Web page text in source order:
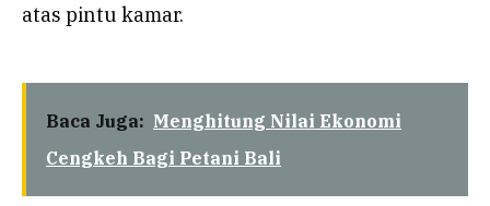
atas pintu kamar.
Baca Juga: Menghitung Nilai Ekonomi
Cengkeh Bagi Petani Bali